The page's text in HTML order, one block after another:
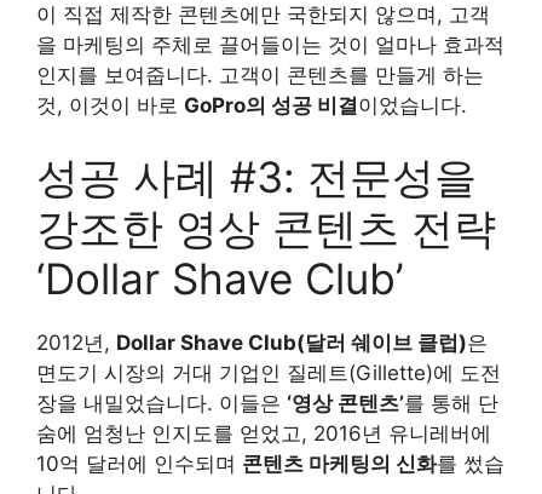
이 직접 제작한 콘텐츠에만 국한되지 않으며, 고객
을 마케팅의 주체로 끌어들이는 것이 얼마나 효과적
인지를 보여줍니다. 고객이 콘텐츠를 만들게 하는
것, 이것이 바로 GoPro의 성공 비결이었습니다.
성공 사례 #3: 전문성을
강조한 영상 콘텐츠 전략
‘Dollar Shave Club’
2012년, Dollar Shave Club(달러 쉐이브 클럽)은
면도기 시장의 거대 기업인 질레트(Gillette)에 도전
장을 내밀었습니다. 이들은 ‘영상 콘텐츠’를 통해 단
숨에 엄청난 인지도를 얻었고, 2016년 유니레버에
10억 달러에 인수되며 콘텐츠 마케팅의 신화를 썼습